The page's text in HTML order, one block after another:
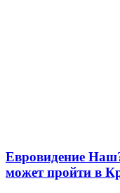
Евровидение
может пройти в